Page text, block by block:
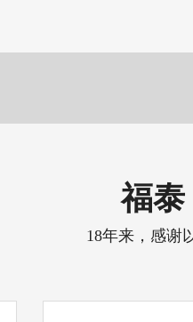
福泰
18年来，感谢